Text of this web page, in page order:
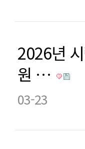
2026년
원 …
03-23